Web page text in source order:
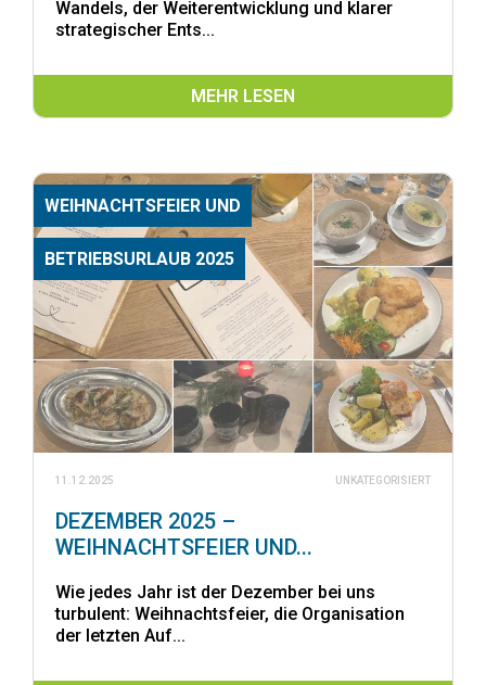
Wandels, der Weiterentwicklung und klarer
strategischer Ents...
MEHR LESEN
WEIHNACHTSFEIER UND
BETRIEBSURLAUB 2025
11.12.2025 UNKATEGORISIERT
DEZEMBER 2025 –
WEIHNACHTSFEIER UND...
Wie jedes Jahr ist der Dezember bei uns
turbulent: Weihnachtsfeier, die Organisation
der letzten Auf...